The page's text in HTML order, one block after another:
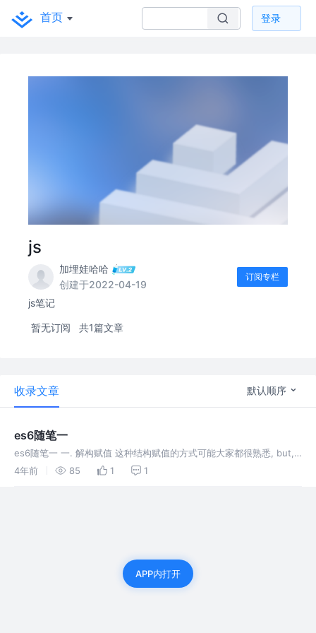
首页 登录
js
加埋娃哈哈
创建于2022-04-19
订阅专栏
js笔记
暂无订阅 共1篇文章
收录文章 默认顺序
es6随笔一
es6随笔一 一. 解构赋值 这种结构赋值的方式可能大家都很熟悉, but,
如果想创建的变量名和对象的属性名不一致，还可以用解构赋值吗? 当
4年前 85 1 1
APP内打开